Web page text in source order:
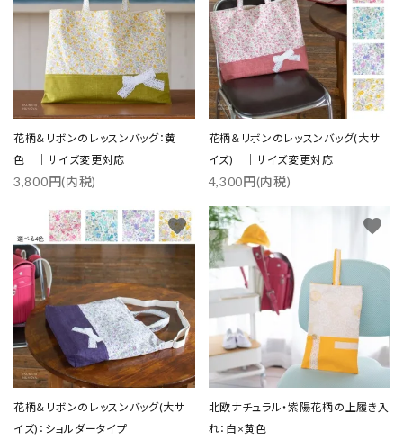
花柄＆リボンのレッスンバッグ：黄
色 ｜サイズ変更対応
3,800円(内税)
花柄＆リボンのレッスンバッグ(大サ
イズ) ｜サイズ変更対応
4,300円(内税)
花柄＆リボンのレッスンバッグ(大サ
イズ)：ショルダータイプ
favorite
北欧ナチュラル・紫陽花柄の上履き入
れ：白×黄色
favorite